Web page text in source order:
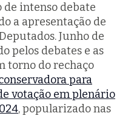
de intenso debate
a apresentação de
Junho de
pelos debates e as
torno do rechaço
para
votação em plenário
, popularizado nas